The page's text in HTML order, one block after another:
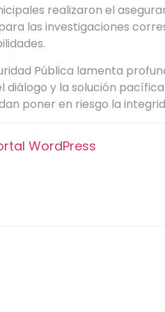
realizaron el
las investigaciones
Pública lamenta
diálogo y la solución
poner en riesgo la
WordPress